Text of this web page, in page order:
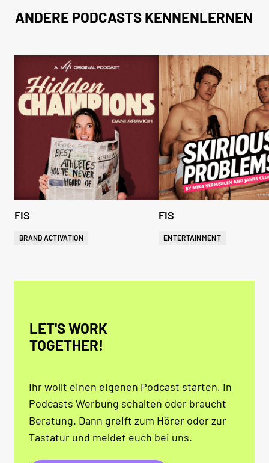
ANDERE PODCASTS KENNENLERNEN
FIS
BRAND ACTIVATION
FIS
ENTERTAINMENT
LET'S WORK
TOGETHER!
Ihr wollt einen eigenen Podcast starten, in
Podcasts Werbung schalten oder braucht
Beratung. Dann greift zum Hörer oder zur
Tastatur und meldet euch bei uns.